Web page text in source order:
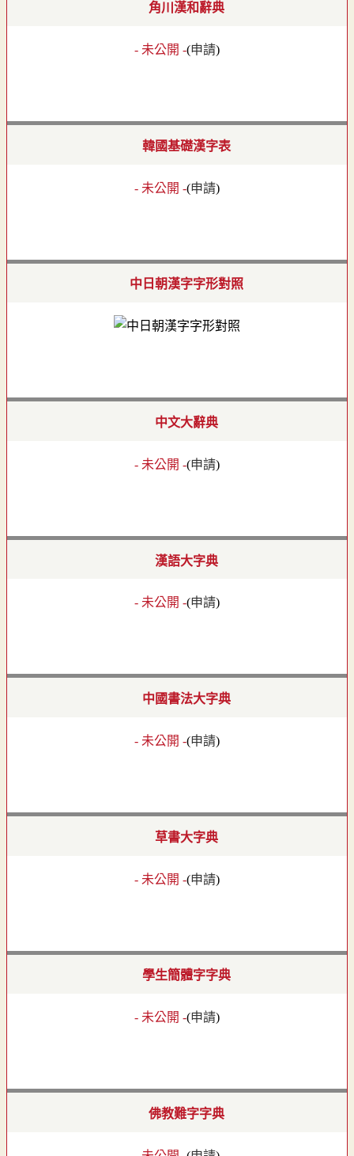
角川漢和辭典
- 未公開 -(申請)
韓國基礎漢字表
- 未公開 -(申請)
中日朝漢字字形對照
中文大辭典
- 未公開 -(申請)
漢語大字典
- 未公開 -(申請)
中國書法大字典
- 未公開 -(申請)
草書大字典
- 未公開 -(申請)
學生簡體字字典
- 未公開 -(申請)
佛教難字字典